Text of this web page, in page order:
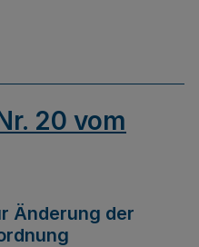
20 vom
Änderung der